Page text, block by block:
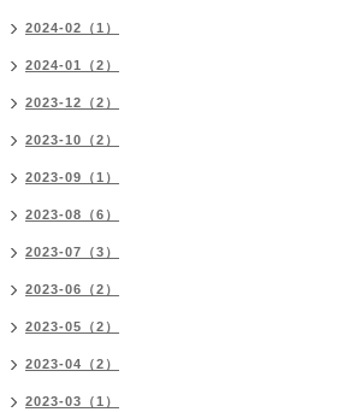
2024-02（1）
2024-01（2）
2023-12（2）
2023-10（2）
2023-09（1）
2023-08（6）
2023-07（3）
2023-06（2）
2023-05（2）
2023-04（2）
2023-03（1）